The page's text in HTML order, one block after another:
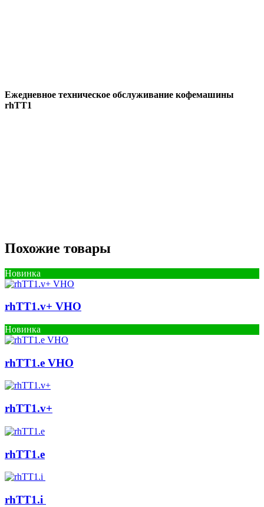
Ежедневное техническое обслуживание кофемашины
rhTT1
Похожие товары
Новинка
rhTT1.v+ VHO
Новинка
rhTT1.e VHO
rhTT1.v+
rhTT1.e
rhTT1.i